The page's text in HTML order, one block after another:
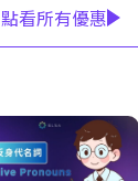
點看所有優惠